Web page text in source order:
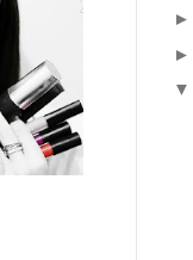
►
►
▼